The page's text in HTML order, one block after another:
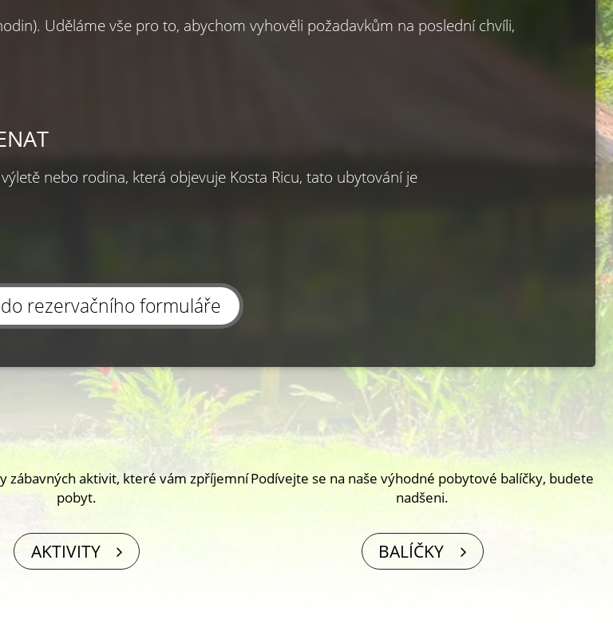
Uděláme vše pro to, abychom vyhověli požadavkům na poslední chvíli,
nebo rodina, která objevuje Kosta Ricu, tato ubytování je
rezervačního formuláře
zábavných aktivit, které vám zpříjemní
pobyt.
AKTIVITY
Podívejte se na naše výhodné pobytové balíčky, budete
nadšeni.
BALÍČKY